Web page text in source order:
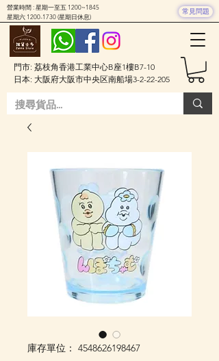
門市: 荔枝角香港工業中心B座1樓B7-10
日本: 大阪府大阪市中央区南船場3-2-22-205
營業時間 : 星期一至五 1200~1845
星期六 1200-1730(星期日休息)
常見問題
庫存單位： 4548626198467